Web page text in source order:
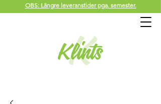
OBS: Längre leveranstider pga. semester.